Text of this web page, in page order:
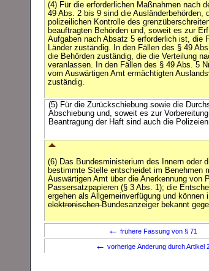
(4) Für die erforderlichen Maßnahmen nach
49 Abs. 2 bis 9 sind die Ausländerbehörden,
polizeilichen Kontrolle des
beauftragten Behörden und, soweit es zur
Aufgaben nach Absatz 5 erforderlich ist, die
Länder zuständig. In den Fällen des § 49
die Behörden zuständig, die die Verteilung
veranlassen. In den Fällen des § 49 Abs. 5
vom Auswärtigen Amt ermächtigten
zuständig.
(5) Für die Zurückschiebung sowie die
Abschiebung und, soweit es zur
Beantragung der Haft sind auch die
(6) Das Bundesministerium des Innern oder
bestimmte Stelle entscheidet im Benehmen
Auswärtigen Amt über die Anerkennung von
Passersatzpapieren (§ 3 Abs. 1); die
ergehen als Allgemeinverfügung und können
elektronischenBundesanzeiger bekannt
← frühere Fassung von § 71
← vorherige Änderung durch Artikel